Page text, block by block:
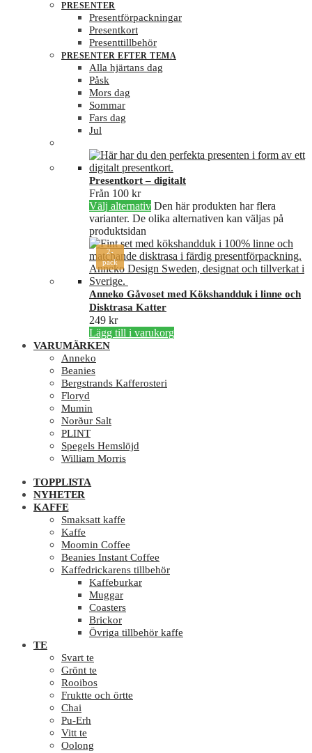
PRESENTER
Presentförpackningar
Presentkort
Presenttillbehör
PRESENTER EFTER TEMA
Alla hjärtans dag
Påsk
Mors dag
Sommar
Fars dag
Jul
Presentkort – digitalt
Från 100 kr
Välj alternativ Den här produkten har flera
varianter. De olika alternativen kan väljas på
produktsidan
2-
pack
Anneko Gåvoset med Kökshandduk i linne och
Disktrasa Katter
249 kr
Lägg till i varukorg
VARUMÄRKEN
Anneko
Beanies
Bergstrands Kafferosteri
Floryd
Mumin
Norður Salt
PLINT
Spegels Hemslöjd
William Morris
TOPPLISTA
NYHETER
KAFFE
Smaksatt kaffe
Kaffe
Moomin Coffee
Beanies Instant Coffee
Kaffedrickarens tillbehör
Kaffeburkar
Muggar
Coasters
Brickor
Övriga tillbehör kaffe
TE
Svart te
Grönt te
Rooibos
Fruktte och örtte
Chai
Pu-Erh
Vitt te
Oolong